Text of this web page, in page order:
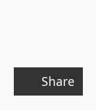
Share